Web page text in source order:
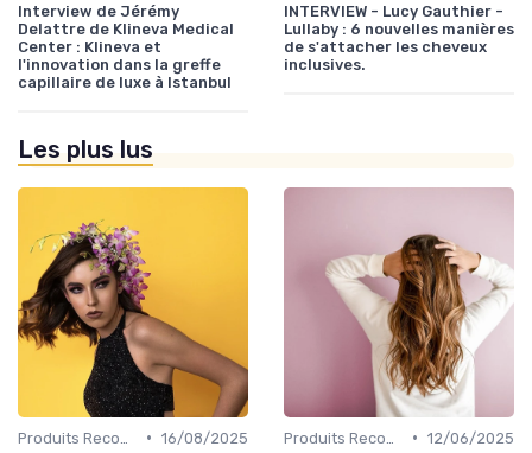
Interview de Jérémy
Delattre de Klineva Medical
Center : Klineva et
l'innovation dans la greffe
capillaire de luxe à Istanbul
INTERVIEW - Lucy Gauthier -
Lullaby : 6 nouvelles manières
de s'attacher les cheveux
inclusives.
Les plus lus
• 16/08/2025 • 12/06/2025